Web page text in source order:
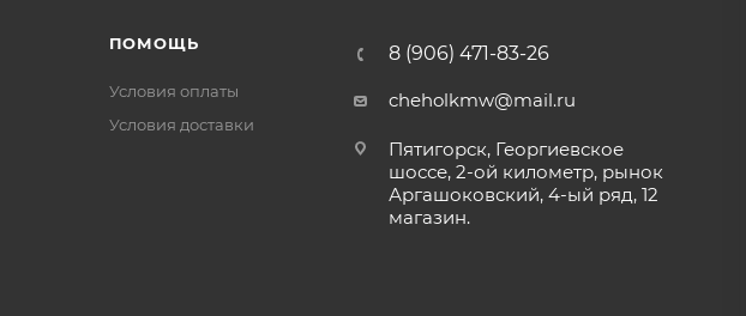
ПОМОЩЬ
Условия оплаты
Условия доставки
8 (906) 471-83-26
cheholkmw@mail.ru
Пятигорск, Георгиевское
шоссе, 2-ой километр, рынок
Аргашоковский, 4-ый ряд, 12
магазин.